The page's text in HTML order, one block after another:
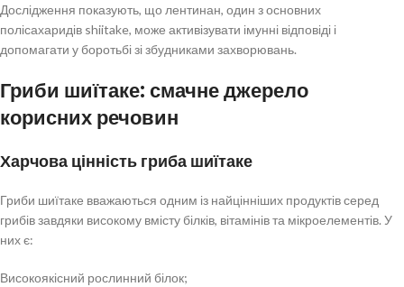
Дослідження показують, що лентинан, один з основних
полісахаридів shiitake, може активізувати імунні відповіді і
допомагати у боротьбі зі збудниками захворювань.
Гриби шиїтаке: смачне джерело
корисних речовин
Харчова цінність гриба шиїтаке
Гриби шиїтаке вважаються одним із найцінніших продуктів серед
грибів завдяки високому вмісту білків, вітамінів та мікроелементів. У
них є:
Високоякісний рослинний білок;